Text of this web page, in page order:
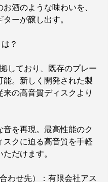
お酒のような味わいを、
ーが醸し出す。
？
しており、既存のプレー
能。新しく開発された製
来の高音質ディスクより
音を再現。最高性能のク
スクに迫る高音質を手軽
だけます。
わせ先）：有限会社アス